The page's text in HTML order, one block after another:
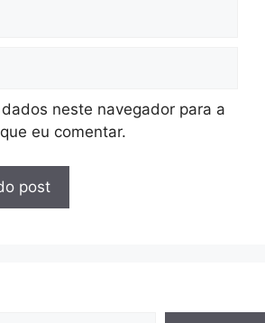
neste navegador para a
eu comentar.